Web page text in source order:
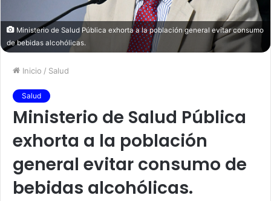
Ministerio de Salud Pública exhorta a la población general evitar consumo
de bebidas alcohólicas.
Inicio / Salud
Salud
Ministerio de Salud Pública
exhorta a la población
general evitar consumo de
bebidas alcohólicas.